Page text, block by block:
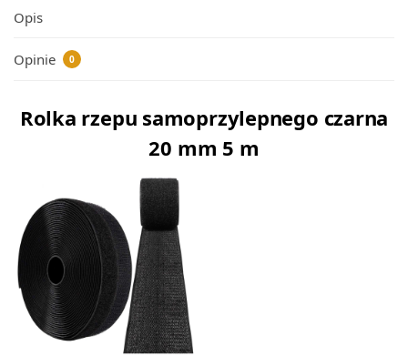
Opis
Opinie 0
Rolka rzepu samoprzylepnego czarna
20 mm 5 m